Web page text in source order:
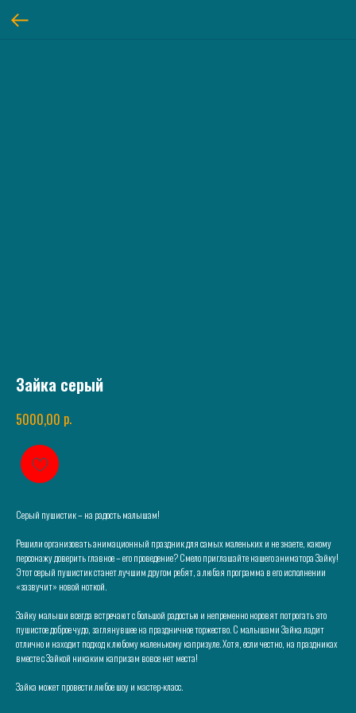
Зайка серый
5000,00 р.
Серый пушистик – на радость малышам!
Решили организовать анимационный праздник для самых маленьких и не знаете, какому
персонажу доверить главное – его проведение? Смело приглашайте нашего аниматора Зайку!
Этот серый пушистик станет лучшим другом ребят, а любая программа в его исполнении
«зазвучит» новой ноткой.
Зайку малыши всегда встречают с большой радостью и непременно норовят потрогать это
пушистое доброе чудо, заглянувшее на праздничное торжество. С малышами Зайка ладит
отлично и находит подход к любому маленькому капризуле. Хотя, если честно, на праздниках
вместе с Зайкой никаким капризам вовсе нет места!
Зайка может провести любое шоу и мастер-класс.